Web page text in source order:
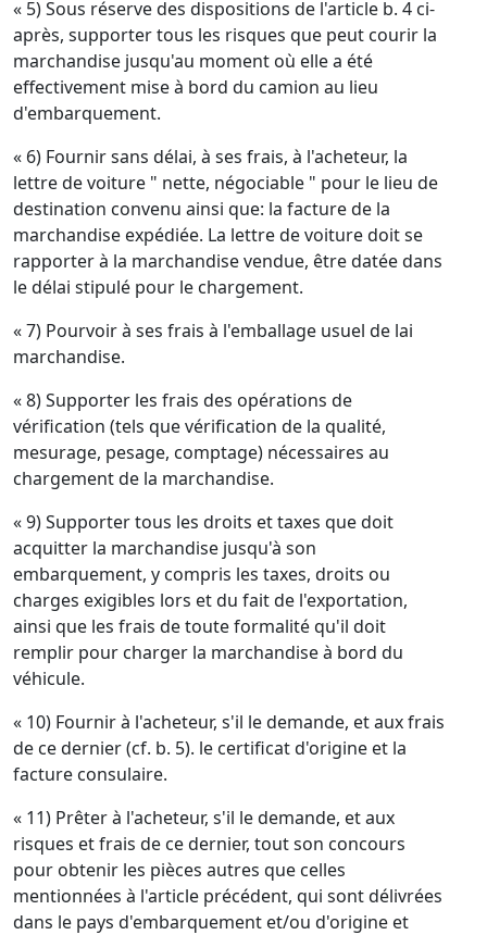
« 5) Sous réserve des dispositions de l'article b. 4 ci-
après, supporter tous les risques que peut courir la
marchandise jusqu'au moment où elle a été
effectivement mise à bord du camion au lieu
d'embarquement.
« 6) Fournir sans délai, à ses frais, à l'acheteur, la
lettre de voiture " nette, négociable " pour le lieu de
destination convenu ainsi que: la facture de la
marchandise expédiée. La lettre de voiture doit se
rapporter à la marchandise vendue, être datée dans
le délai stipulé pour le chargement.
« 7) Pourvoir à ses frais à l'emballage usuel de lai
marchandise.
« 8) Supporter les frais des opérations de
vérification (tels que vérification de la qualité,
mesurage, pesage, comptage) nécessaires au
chargement de la marchandise.
« 9) Supporter tous les droits et taxes que doit
acquitter la marchandise jusqu'à son
embarquement, y compris les taxes, droits ou
charges exigibles lors et du fait de l'exportation,
ainsi que les frais de toute formalité qu'il doit
remplir pour charger la marchandise à bord du
véhicule.
« 10) Fournir à l'acheteur, s'il le demande, et aux frais
de ce dernier (cf. b. 5). le certificat d'origine et la
facture consulaire.
« 11) Prêter à l'acheteur, s'il le demande, et aux
risques et frais de ce dernier, tout son concours
pour obtenir les pièces autres que celles
mentionnées à l'article précédent, qui sont délivrées
dans le pays d'embarquement et/ou d'origine et